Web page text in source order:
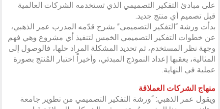
على مبادئ التفكير التصميمي الذي تستخدمه الشركات العالمية
قبل تصميم أي منتج جديد.
بدأت ورشة “التفكير التصميمي” بشرح قدّمه المدرب عمر الذهبي،
عن خطوات التفكير التصميمي الخمس لتنفيذ أي مشروع وهي فهم
وجهة نظر المستخدم، ثم تحديد المشكلة المراد حلها، فالوصول إلى
المثالية، يعقبها إعداد النموذج المبدئي، وأخيراً اختبار المُنتج بصورة
عملية في النهاية.
منهاج الشركات العملاقة
ويقول عمر الذهبي: “ورشة التفكير التصميمي من تطوير جامعة